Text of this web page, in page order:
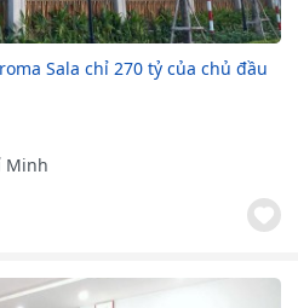
Sala chỉ 270 tỷ của chủ đầu
Minh